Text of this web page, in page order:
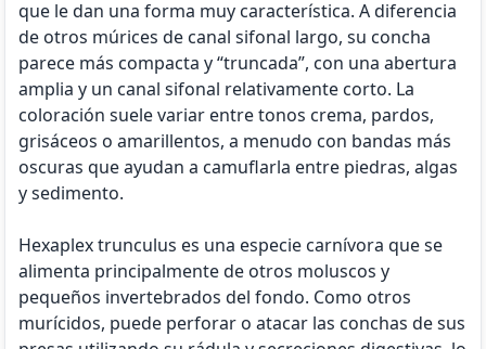
que le dan una forma muy característica. A diferencia
de otros múrices de canal sifonal largo, su concha
parece más compacta y “truncada”, con una abertura
amplia y un canal sifonal relativamente corto. La
coloración suele variar entre tonos crema, pardos,
grisáceos o amarillentos, a menudo con bandas más
oscuras que ayudan a camuflarla entre piedras, algas
y sedimento.
Hexaplex trunculus es una especie carnívora que se
alimenta principalmente de otros moluscos y
pequeños invertebrados del fondo. Como otros
murícidos, puede perforar o atacar las conchas de sus